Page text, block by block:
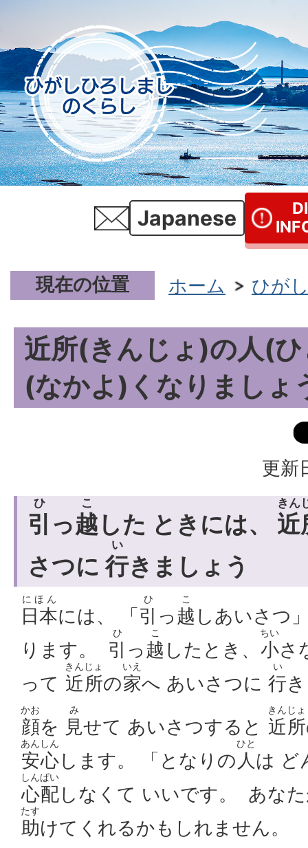
Japanese
現在の位置 ホーム ひが
近所(きんじょ)の人(
(なかよ)くなりましょ
更新
引
ひ
っ越
こ
した ときには、 近
きん
さつに行
い
きましょう
日本
にほん
には、 「引
ひ
っ越
こ
しあいさつ
ります。 引
ひ
っ越
こ
したとき、 小
ちい
さ
って 近所
きんじょ
の家
いえ
へ あいさつに 行
い
顔
かお
を 見
み
せて あいさつすると 近所
きんじょ
安心
あんしん
します。 「となりの 人
ひと
は ど
心配
しんぱい
しなくて いいです。 あな
助
たす
けてくれるかもしれません。